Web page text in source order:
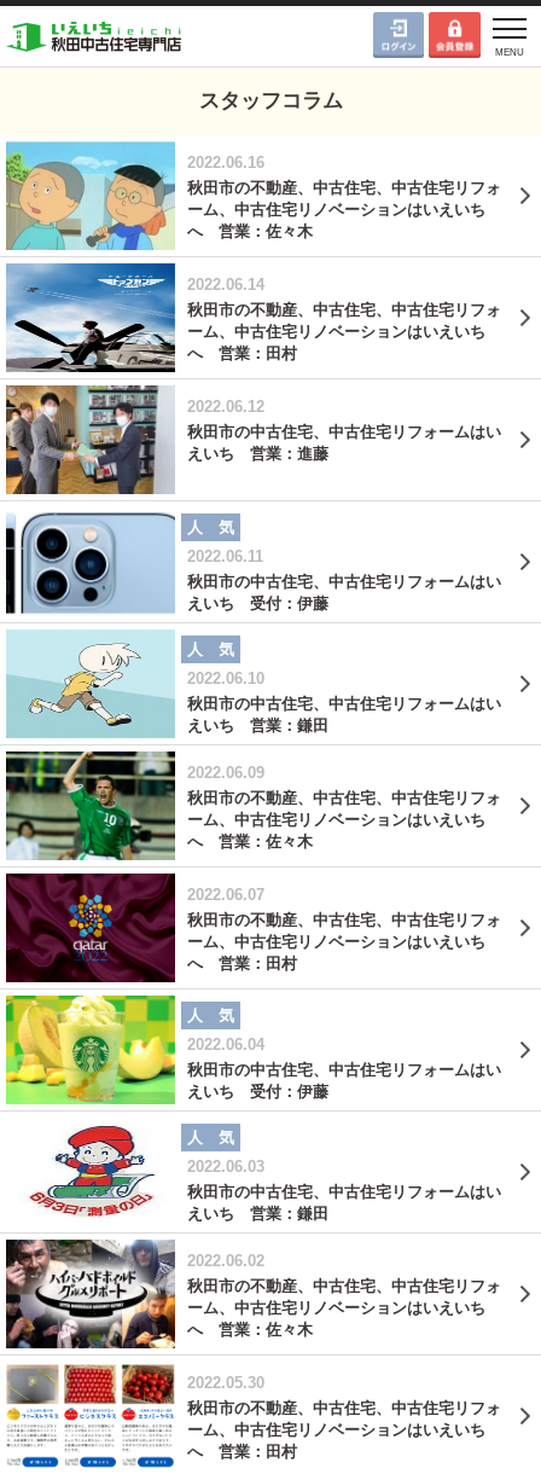
スタッフコラム
2022.06.16
秋田市の不動産、中古住宅、中古住宅リフォ
ーム、中古住宅リノベーションはいえいち
へ 営業：佐々木
2022.06.14
秋田市の不動産、中古住宅、中古住宅リフォ
ーム、中古住宅リノベーションはいえいち
へ 営業：田村
2022.06.12
秋田市の中古住宅、中古住宅リフォームはい
えいち 営業：進藤
人 気
2022.06.11
秋田市の中古住宅、中古住宅リフォームはい
えいち 受付：伊藤
人 気
2022.06.10
秋田市の中古住宅、中古住宅リフォームはい
えいち 営業：鎌田
2022.06.09
秋田市の不動産、中古住宅、中古住宅リフォ
ーム、中古住宅リノベーションはいえいち
へ 営業：佐々木
2022.06.07
秋田市の不動産、中古住宅、中古住宅リフォ
ーム、中古住宅リノベーションはいえいち
へ 営業：田村
人 気
2022.06.04
秋田市の中古住宅、中古住宅リフォームはい
えいち 受付：伊藤
人 気
2022.06.03
秋田市の中古住宅、中古住宅リフォームはい
えいち 営業：鎌田
2022.06.02
秋田市の不動産、中古住宅、中古住宅リフォ
ーム、中古住宅リノベーションはいえいち
へ 営業：佐々木
2022.05.30
秋田市の不動産、中古住宅、中古住宅リフォ
ーム、中古住宅リノベーションはいえいち
へ 営業：田村